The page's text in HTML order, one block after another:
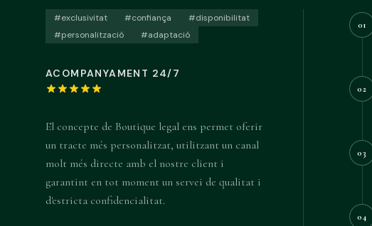
#exclusivitat #confiança
#disponibilitat
#personalització
#adaptació
ACOMPANYAMENT 24/7
El concepte de Boutique legal ens permet oferir
un tracte més personalitzat, utilitzant un canal
molt més directe amb el nostre client i
garantint en tot moment un servei de qualitat i
d'estricta confidencialitat.
01
02
03
04